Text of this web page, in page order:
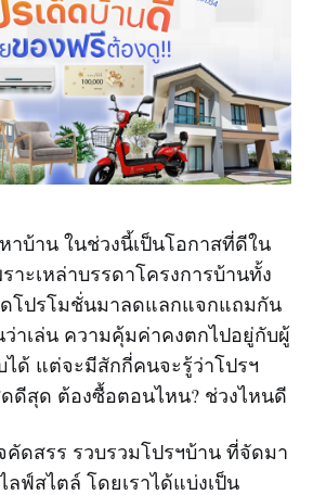
าบ้าน ในช่วงนี้เป็นโอกาสที่ดีใน
าะเหล่าบรรดาโครงการบ้านทั้ง
โปรโมชั่นมาลดแลกแจกแถมกัน
าเล่น ความคุ้มค่าคงตกไปอยู่กับผู้
ด้ แต่จะมีสักกี่คนจะรู้ว่าโปรฯ
ดีสุด ต้องซื้อตอนไหน? ช่วงไหนดี
คัดสรร รวบรวมโปรฯบ้าน ที่จัดมา
ฟ์สไตล์ โดยเราได้แบ่งเป็น